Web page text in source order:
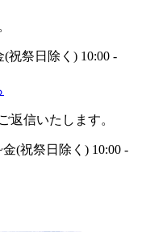
(祝祭日除く) 10:00 -
返信いたします。
(祝祭日除く) 10:00 -